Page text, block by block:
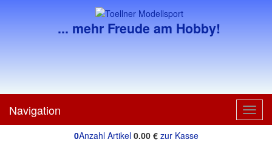
... mehr Freude am Hobby!
Navigation
0Anzahl Artikel 0.00€ zur Kasse